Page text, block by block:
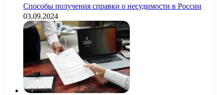
Способы получения справки о несудимости в России
03.09.2024